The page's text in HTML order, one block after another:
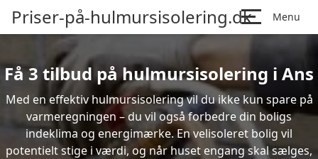
Priser-på-hulmursisolering.dk Menu
Få 3 tilbud på hulmursisolering i Ans
Med en effektiv hulmursisolering vil du ikke kun spare på
varmeregningen – du vil også forbedre din boligs
indeklima og energimærke. En velisoleret bolig vil
potentielt stige i værdi, og når huset engang skal sælges,